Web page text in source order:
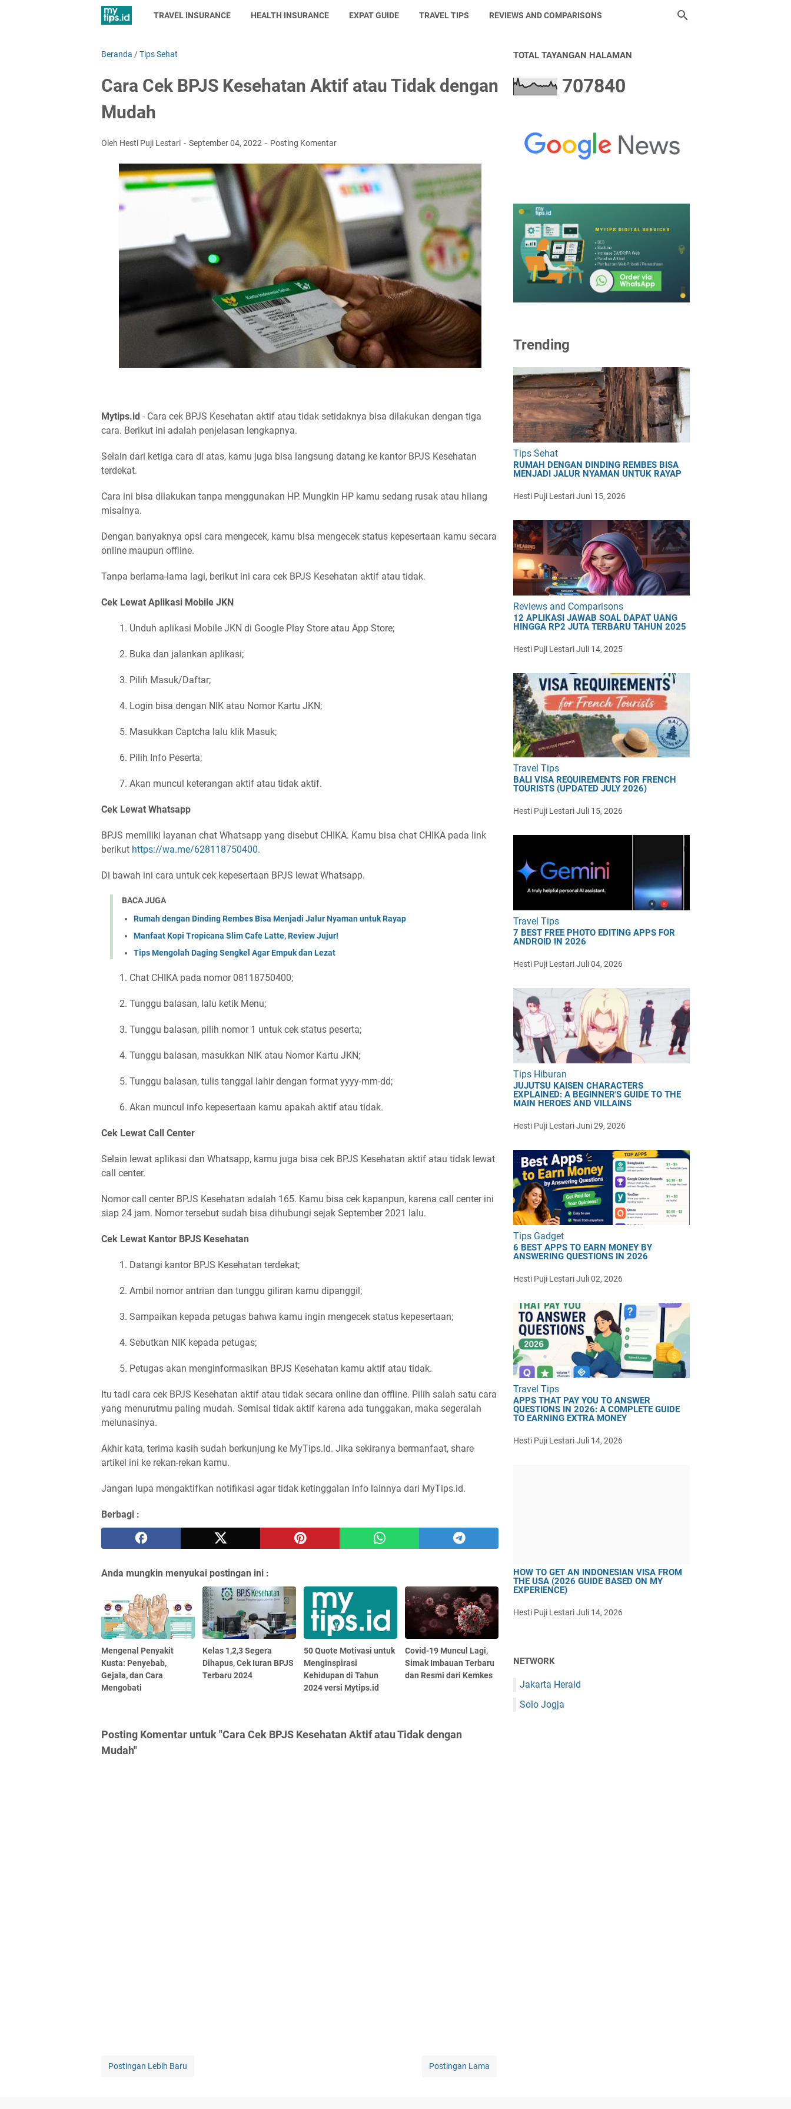
TRAVEL INSURANCE HEALTH INSURANCE EXPAT GUIDE TRAVEL TIPS REVIEWS AND COMPARISONS
Beranda /Tips Sehat
Cara Cek BPJS Kesehatan Aktif atau Tidak dengan
Mudah
Oleh Hesti Puji Lestari September 04, 2022 Posting Komentar
Mytips.id - Cara cek BPJS Kesehatan aktif atau tidak setidaknya bisa dilakukan dengan tiga
cara. Berikut ini adalah penjelasan lengkapnya.
Selain dari ketiga cara di atas, kamu juga bisa langsung datang ke kantor BPJS Kesehatan
terdekat.
Cara ini bisa dilakukan tanpa menggunakan HP. Mungkin HP kamu sedang rusak atau hilang
misalnya.
Dengan banyaknya opsi cara mengecek, kamu bisa mengecek status kepesertaan kamu secara
online maupun offline.
Tanpa berlama-lama lagi, berikut ini cara cek BPJS Kesehatan aktif atau tidak.
Cek Lewat Aplikasi Mobile JKN
Unduh aplikasi Mobile JKN di Google Play Store atau App Store;
Buka dan jalankan aplikasi;
Pilih Masuk/Daftar;
Login bisa dengan NIK atau Nomor Kartu JKN;
Masukkan Captcha lalu klik Masuk;
Pilih Info Peserta;
Akan muncul keterangan aktif atau tidak aktif.
Cek Lewat Whatsapp
BPJS memiliki layanan chat Whatsapp yang disebut CHIKA. Kamu bisa chat CHIKA pada link
berikut https://wa.me/628118750400.
Di bawah ini cara untuk cek kepesertaan BPJS lewat Whatsapp.
BACA JUGA
Rumah dengan Dinding Rembes Bisa Menjadi Jalur Nyaman untuk Rayap
Manfaat Kopi Tropicana Slim Cafe Latte, Review Jujur!
Tips Mengolah Daging Sengkel Agar Empuk dan Lezat
Chat CHIKA pada nomor 08118750400;
Tunggu balasan, lalu ketik Menu;
Tunggu balasan, pilih nomor 1 untuk cek status peserta;
Tunggu balasan, masukkan NIK atau Nomor Kartu JKN;
Tunggu balasan, tulis tanggal lahir dengan format yyyy-mm-dd;
Akan muncul info kepesertaan kamu apakah aktif atau tidak.
Cek Lewat Call Center
Selain lewat aplikasi dan Whatsapp, kamu juga bisa cek BPJS Kesehatan aktif atau tidak lewat
call center.
Nomor call center BPJS Kesehatan adalah 165. Kamu bisa cek kapanpun, karena call center ini
siap 24 jam. Nomor tersebut sudah bisa dihubungi sejak September 2021 lalu.
Cek Lewat Kantor BPJS Kesehatan
Datangi kantor BPJS Kesehatan terdekat;
Ambil nomor antrian dan tunggu giliran kamu dipanggil;
Sampaikan kepada petugas bahwa kamu ingin mengecek status kepesertaan;
Sebutkan NIK kepada petugas;
Petugas akan menginformasikan BPJS Kesehatan kamu aktif atau tidak.
Itu tadi cara cek BPJS Kesehatan aktif atau tidak secara online dan offline. Pilih salah satu cara
yang menurutmu paling mudah. Semisal tidak aktif karena ada tunggakan, maka segeralah
melunasinya.
Akhir kata, terima kasih sudah berkunjung ke MyTips.id. Jika sekiranya bermanfaat, share
artikel ini ke rekan-rekan kamu.
Jangan lupa mengaktifkan notifikasi agar tidak ketinggalan info lainnya dari MyTips.id.
Berbagi :
Anda mungkin menyukai postingan ini :
Mengenal Penyakit
Kusta: Penyebab,
Gejala, dan Cara
Mengobati
Kelas 1,2,3 Segera
Dihapus, Cek Iuran BPJS
Terbaru 2024
50 Quote Motivasi untuk
Menginspirasi
Kehidupan di Tahun
2024 versi Mytips.id
Covid-19 Muncul Lagi,
Simak Imbauan Terbaru
dan Resmi dari Kemkes
Posting Komentar untuk "Cara Cek BPJS Kesehatan Aktif atau Tidak dengan
Mudah"
Postingan Lebih Baru Postingan Lama
TOTAL TAYANGAN HALAMAN
707840
Trending
Tips Sehat
RUMAH DENGAN DINDING REMBES BISA
MENJADI JALUR NYAMAN UNTUK RAYAP
Hesti Puji LestariJuni 15, 2026
Reviews and Comparisons
12 APLIKASI JAWAB SOAL DAPAT UANG
HINGGA RP2 JUTA TERBARU TAHUN 2025
Hesti Puji LestariJuli 14, 2025
Travel Tips
BALI VISA REQUIREMENTS FOR FRENCH
TOURISTS (UPDATED JULY 2026)
Hesti Puji LestariJuli 15, 2026
Travel Tips
7 BEST FREE PHOTO EDITING APPS FOR
ANDROID IN 2026
Hesti Puji LestariJuli 04, 2026
Tips Hiburan
JUJUTSU KAISEN CHARACTERS
EXPLAINED: A BEGINNER'S GUIDE TO THE
MAIN HEROES AND VILLAINS
Hesti Puji LestariJuni 29, 2026
Tips Gadget
6 BEST APPS TO EARN MONEY BY
ANSWERING QUESTIONS IN 2026
Hesti Puji LestariJuli 02, 2026
Travel Tips
APPS THAT PAY YOU TO ANSWER
QUESTIONS IN 2026: A COMPLETE GUIDE
TO EARNING EXTRA MONEY
Hesti Puji LestariJuli 14, 2026
HOW TO GET AN INDONESIAN VISA FROM
THE USA (2026 GUIDE BASED ON MY
EXPERIENCE)
Hesti Puji LestariJuli 14, 2026
NETWORK
Jakarta Herald
Solo Jogja